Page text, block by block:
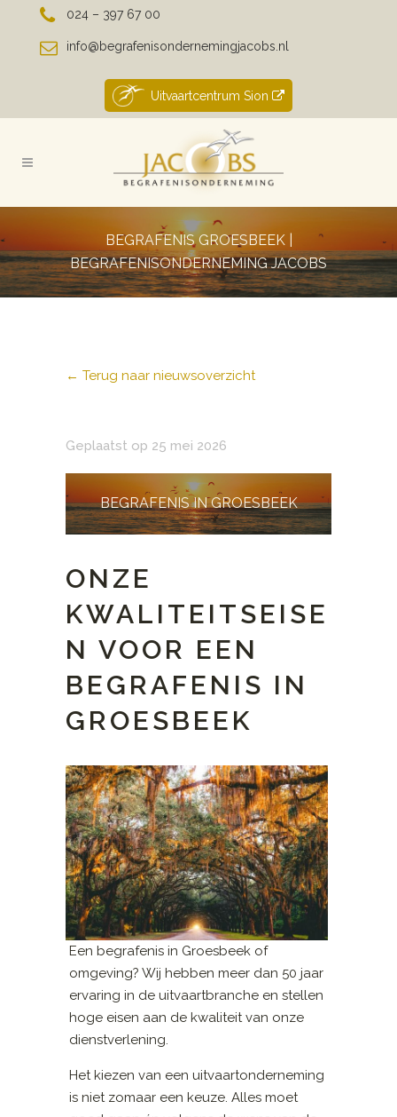
024 – 397 67 00
info@begrafenisondernemingjacobs.nl
Uitvaartcentrum Sion
BEGRAFENIS GROESBEEK |
BEGRAFENISONDERNEMING JACOBS
← Terug naar nieuwsoverzicht
Geplaatst op 25 mei 2026
BEGRAFENIS IN GROESBEEK
ONZE
KWALITEITSEISE
N VOOR EEN
BEGRAFENIS IN
GROESBEEK
Een begrafenis in Groesbeek of
omgeving? Wij hebben meer dan 50 jaar
ervaring in de uitvaartbranche en stellen
hoge eisen aan de kwaliteit van onze
dienstverlening.
Het kiezen van een uitvaartonderneming
is niet zomaar een keuze. Alles moet